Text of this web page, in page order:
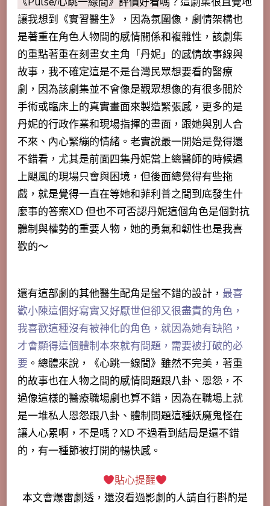
讓我想到《實習醫生》，因為氛圍像，劇情架構也
是著重在角色人物間的感情關係和複雜性，該劇集
的重點著重在刻畫女主角「丹妮」的感情故事線與
故事，我不確定這是不是台灣民眾想要看的醫療
劇，因為該劇集並不會像是觀眾想像的有很多關於
手術或臨床上的真實畫面來製造緊張感，更多的是
丹妮的行政作業和現場指揮的畫面，跟她與別人合
不來、內心緊繃的情緒。老實說最一開始是覺得還
不錯看，尤其是前面四集丹妮當上總醫師的時候遇
上颶風的現場只會與困境，但後面總覺得有些拖
戲，就是覺得一直在等她和菲利普之間到底發生什
麼事的答案XD 但也不可否認丹妮這個角色是個對抗
體制與權勢的重要人物，她的勇氣和韌性也是我喜
歡的～
還有這部劇的其他醫生配角是蠻不錯的設計， 最喜
歡小陳這個好寫實又好厭世但卻又很盡責的角色，
我喜歡這種沒有被神化的角色，就因為她有缺陷，
才會顯得這個體制本來就有問題，需要被打破的必
要 。總體來說，《心跳一線間》雖然不完美，著重
的故事也在人物之間的感情問題跟八卦、恩怨，不
過像這樣的醫療職場劇也算不錯，因為在職場上就
是一堆私人恩怨跟八卦、體制問題這種妖魔鬼怪在
讓人心累啊，不是嗎？XD 不過看到結局是還不錯
的，有一種節被打開的暢快感。
貼心提醒
本文會爆雷劇透 ，還沒看過影劇的人請自行斟酌是